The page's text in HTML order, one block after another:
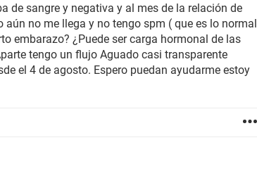
de sangre y negativa y al mes de la relación de
aún no me llega y no tengo spm ( que es lo normal
embarazo? ¿Puede ser carga hormonal de las
tengo un flujo Aguado casi transparente
el 4 de agosto. Espero puedan ayudarme estoy